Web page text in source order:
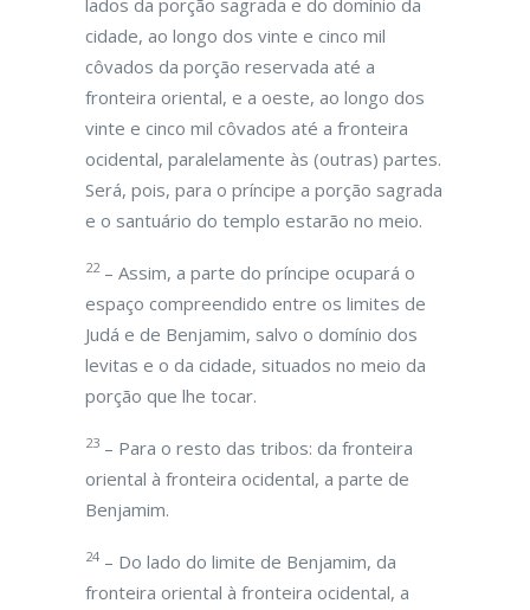
lados da porção sagrada e do domínio da
cidade, ao longo dos vinte e cinco mil
côvados da porção reservada até a
fronteira oriental, e a oeste, ao longo dos
vinte e cinco mil côvados até a fronteira
ocidental, paralelamente às (outras) partes.
Será, pois, para o príncipe a porção sagrada
e o santuário do templo estarão no meio.
22– Assim, a parte do príncipe ocupará o
espaço compreendido entre os limites de
Judá e de Benjamim, salvo o domínio dos
levitas e o da cidade, situados no meio da
porção que lhe tocar.
23 – Para o resto das tribos: da fronteira
oriental à fronteira ocidental, a parte de
Benjamim.
24 – Do lado do limite de Benjamim, da
fronteira oriental à fronteira ocidental, a